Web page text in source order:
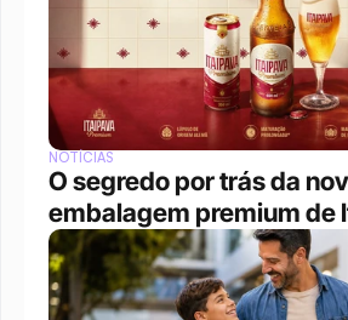
NOTÍCIAS
O segredo por trás da
embalagem premium de